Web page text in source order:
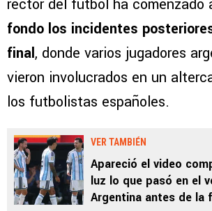
rector del fútbol ha comenzado
fondo los incidentes
final, donde varios jugadores
vieron involucrados en un
los futbolistas españoles.
VER TAMBIÉN
Apareció el video
luz lo que pasó en el
Argentina antes de la